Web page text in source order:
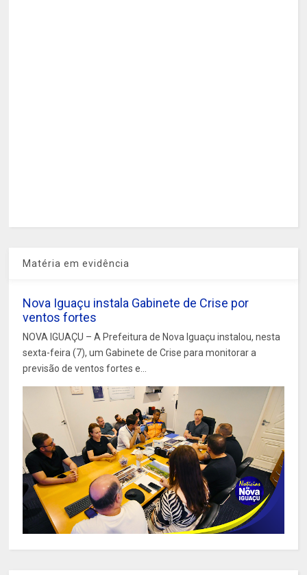
Matéria em evidência
Nova Iguaçu instala Gabinete de Crise por
ventos fortes
NOVA IGUAÇU – A Prefeitura de Nova Iguaçu instalou, nesta
sexta-feira (7), um Gabinete de Crise para monitorar a
previsão de ventos fortes e...